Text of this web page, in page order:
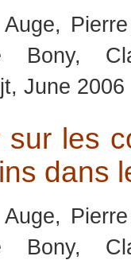
Auge,
Bony,
June 2006
sur les
dans
Auge,
Bony,